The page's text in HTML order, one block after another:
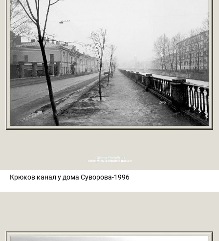
Крюков канал у дома Суворова-1996